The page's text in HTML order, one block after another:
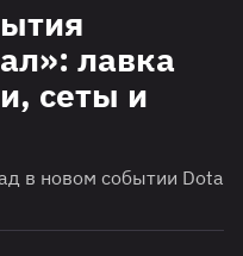
лавка
сеты и
в новом событии Dota